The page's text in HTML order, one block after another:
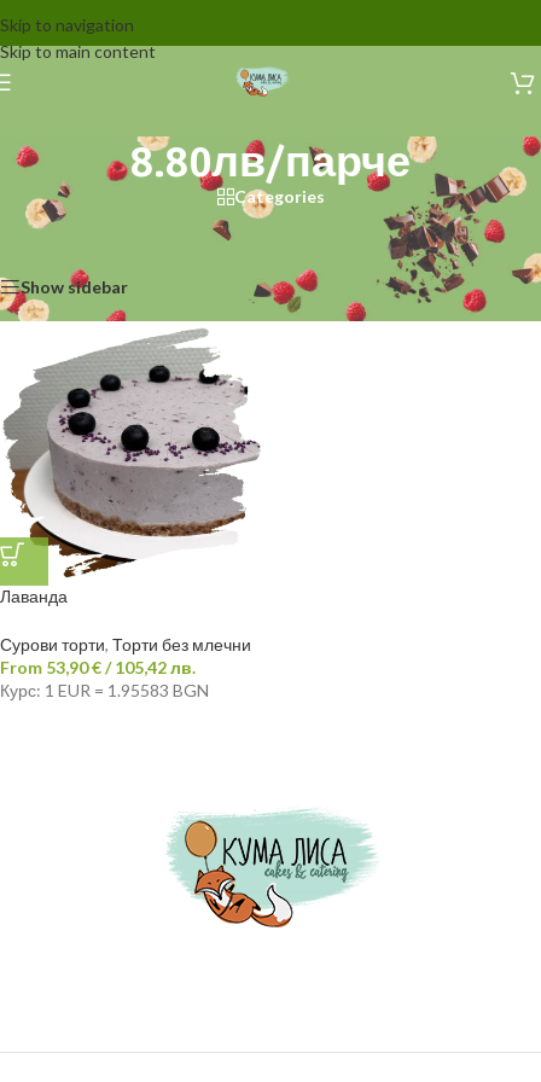
Skip to navigation
Skip to main content
8.80лв/парче
Categories
Начало/Продукти с етикет „8.80лв/парче“
Показване на единствения резултат
Show sidebar
Лаванда
Сурови торти, Торти без млечни
From 53,90€/ 105,42 лв.
Курс: 1 EUR = 1.95583 BGN